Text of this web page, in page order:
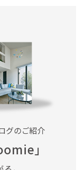
グのご紹介
」